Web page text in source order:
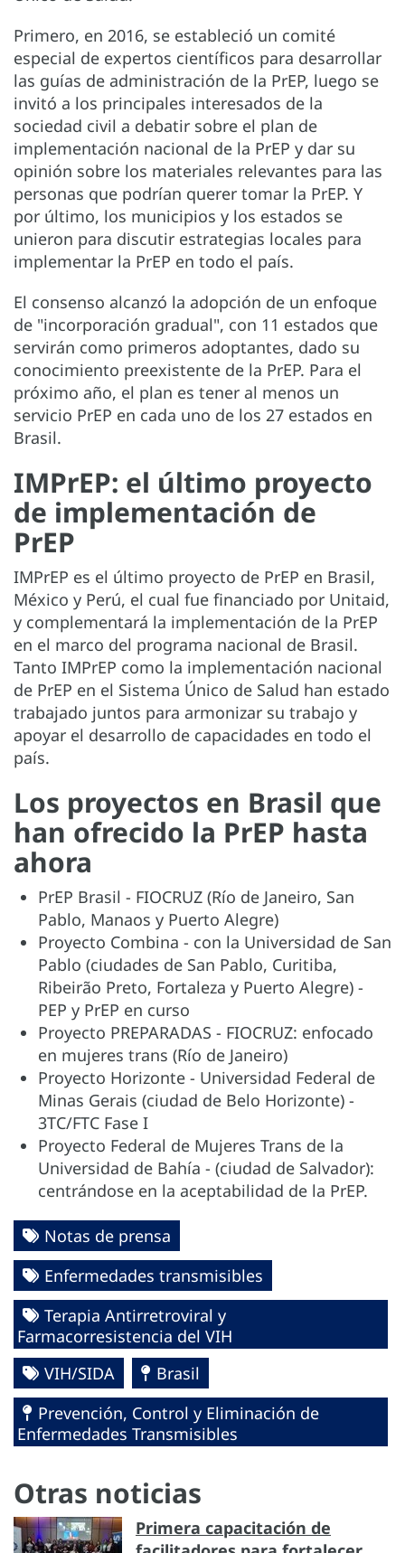
Primero, en 2016, se estableció un comité
especial de expertos científicos para desarrollar
las guías de administración de la PrEP, luego se
invitó a los principales interesados de la
sociedad civil a debatir sobre el plan de
implementación nacional de la PrEP y dar su
opinión sobre los materiales relevantes para las
personas que podrían querer tomar la PrEP. Y
por último, los municipios y los estados se
unieron para discutir estrategias locales para
implementar la PrEP en todo el país.
El consenso alcanzó la adopción de un enfoque
de "incorporación gradual", con 11 estados que
servirán como primeros adoptantes, dado su
conocimiento preexistente de la PrEP. Para el
próximo año, el plan es tener al menos un
servicio PrEP en cada uno de los 27 estados en
Brasil.
IMPrEP: el último proyecto
de implementación de
PrEP
IMPrEP es el último proyecto de PrEP en Brasil,
México y Perú, el cual fue financiado por Unitaid,
y complementará la implementación de la PrEP
en el marco del programa nacional de Brasil.
Tanto IMPrEP como la implementación nacional
de PrEP en el Sistema Único de Salud han estado
trabajado juntos para armonizar su trabajo y
apoyar el desarrollo de capacidades en todo el
país.
Los proyectos en Brasil que
han ofrecido la PrEP hasta
ahora
PrEP Brasil - FIOCRUZ (Río de Janeiro, San
Pablo, Manaos y Puerto Alegre)
Proyecto Combina - con la Universidad de San
Pablo (ciudades de San Pablo, Curitiba,
Ribeirão Preto, Fortaleza y Puerto Alegre) -
PEP y PrEP en curso
Proyecto PREPARADAS - FIOCRUZ: enfocado
en mujeres trans (Río de Janeiro)
Proyecto Horizonte - Universidad Federal de
Minas Gerais (ciudad de Belo Horizonte) -
3TC/FTC Fase I
Proyecto Federal de Mujeres Trans de la
Universidad de Bahía - (ciudad de Salvador):
centrándose en la aceptabilidad de la PrEP.
Notas de prensa
Enfermedades transmisibles
Terapia Antirretroviral y
Farmacorresistencia del VIH
VIH/SIDA
Brasil
Prevención, Control y Eliminación de
Enfermedades Transmisibles
Otras noticias
Primera capacitación de